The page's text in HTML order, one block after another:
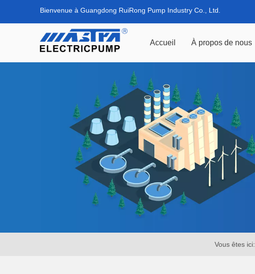
Bienvenue à Guangdong RuiRong Pump Industry Co., Ltd.
Accueil À propos de nous
Vous êtes ici: